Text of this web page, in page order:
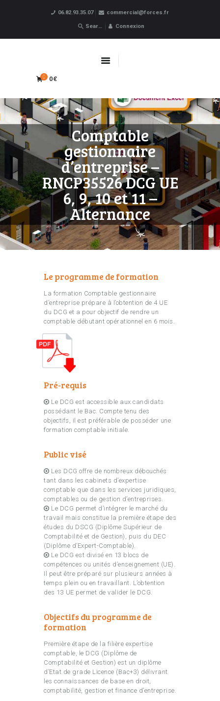
06.82.93.35.07 commercial@forces.fr
Connexion
0€
0
Comptable
gestionnaire
d’entreprise –
RNCP35526 DCG UE
6, 9, 10 et 11 –
Alternance
Forces
FORMATIONS PRO
OBLIGATOIRES
LIVRE D’OR
BOUTIQUE
MARQUE BLANCHE
Le programme de formation
La formation Comptable gestionnaire
d’entreprise prépare à l’obtention de 4 UE
du DCG et a pour objectif de rendre un
comptable débutant opérationnel en 6 mois.
Pré-requis
Le DCG est accessible aux candidats
possédant le Bac. Compte tenu des
objectifs, il est préférable de posséder une
formation comptable initiale.
Public visé
Les DCG offre de nombreux débouchés
tant dans les cabinets d’expertise
comptable que dans les services juridiques,
comptables ou de gestion d’entreprises.
Le DCG permet d’intégrer le marché du
travail mais constitue la première étape des
études du DSCG (Diplôme Supérieur de
Comptabilité et de Gestion), puis du DEC
(Diplôme d’Expert-Comptable).
Le DCG est divisé en 13 blocs de
compétences ou unités d’enseignement (UE).
Il peut être préparé sur plusieurs années à
temps plein ou en travaillant. L’obtention
des 13 UE permet de valider le DCG.
Objectifs du programme de
formation
Première étape de la filière expertise
comptable, le DCG (Diplôme de
Comptabilité et Gestion) est un diplôme
d’Etat de grade Licence (Bac+3) délivrant
les connaissances de base en droit,
comptabilité, gestion et finance d’entreprise.